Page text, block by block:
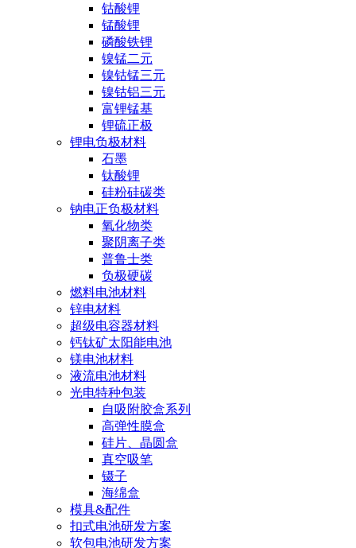
钴酸锂
锰酸锂
磷酸铁锂
镍锰二元
镍钴锰三元
镍钴铝三元
富锂锰基
锂硫正极
锂电负极材料
石墨
钛酸锂
硅粉硅碳类
钠电正负极材料
氧化物类
聚阴离子类
普鲁士类
负极硬碳
燃料电池材料
锌电材料
超级电容器材料
钙钛矿太阳能电池
镁电池材料
液流电池材料
光电特种包装
自吸附胶盒系列
高弹性膜盒
硅片、晶圆盒
真空吸笔
镊子
海绵盒
模具&配件
扣式电池研发方案
软包电池研发方案